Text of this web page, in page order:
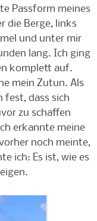
Passform meines
die Berge, links
und unter mir
lang. Ich ging
komplett auf.
mein Zutun. Als
fest, dass sich
zu schaffen
erkannte meine
noch meinte,
ich: Es ist, wie es